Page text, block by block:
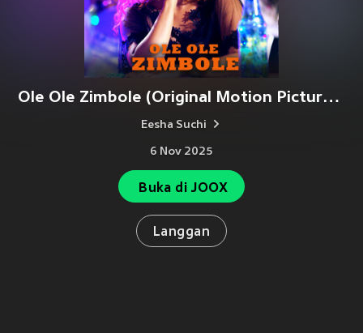
Ole Ole Zimbole (Original Motion Picture Soundtrack)
Eesha Suchi
6 Nov 2025
Buka di JOOX
Langgan